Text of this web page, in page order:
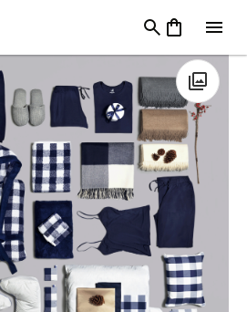
🔍